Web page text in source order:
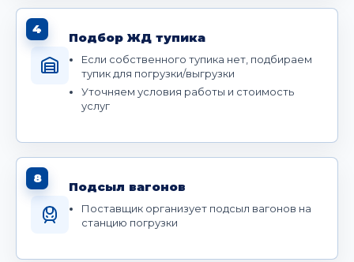
4
Подбор ЖД тупика
Если собственного тупика нет, подбираем
тупик для погрузки/выгрузки
Уточняем условия работы и стоимость
услуг
8
Подсыл вагонов
Поставщик организует подсыл вагонов на
станцию погрузки